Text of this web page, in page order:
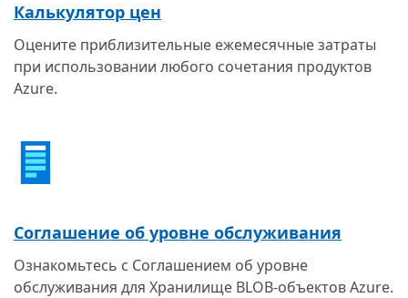
Калькулятор цен
Оцените приблизительные ежемесячные затраты
при использовании любого сочетания продуктов
Azure.
Соглашение об уровне обслуживания
Ознакомьтесь с Соглашением об уровне
обслуживания для Хранилище BLOB-объектов Azure.